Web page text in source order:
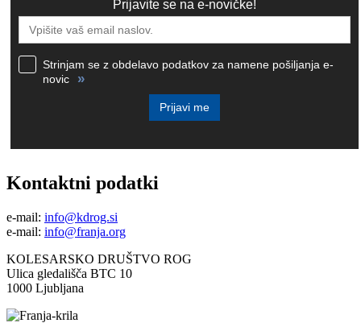
Prijavite se na e-novičke!
Strinjam se z obdelavo podatkov za namene pošiljanja e-
novic
»
Prijavi me
Kontaktni podatki
e-mail: info@kdrog.si
e-mail: info@franja.org
KOLESARSKO DRUŠTVO ROG
Ulica gledališča BTC 10
1000 Ljubljana